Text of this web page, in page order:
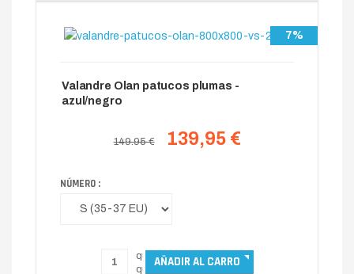
7%
Valandre Olan patucos plumas -
azul/negro
149.95 € 139,95 €
NÚMERO :